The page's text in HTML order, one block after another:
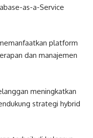
as-a-Service
platform
dan manajemen
meningkatkan
strategi hybrid